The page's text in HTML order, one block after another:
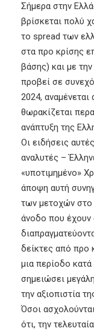
Σήμερα στην
βρίσκεται πολύ
το spread των
στα προ κρίσης
βάσης) και με
προβεί σε
2024, αναμένεται
θωρακίζεται
ανάπτυξη της
Οι ειδήσεις
αναλυτές –
«υποτιμημένο»
άποψη αυτή
των μετοχών στο
άνοδο που έχουν
δείκτες από προ
μια περίοδο κατά
σημειώσει
την αξιοπιστία
Όσοι
ότι, την